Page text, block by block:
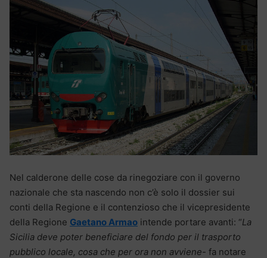
Nel calderone delle cose da rinegoziare con il governo
nazionale che sta nascendo non c’è solo il dossier sui
conti della Regione e il contenzioso che il vicepresidente
della Regione Gaetano Armao intende portare avanti: “La
Sicilia deve poter beneficiare del fondo per il trasporto
pubblico locale, cosa che per ora non avviene- fa notare